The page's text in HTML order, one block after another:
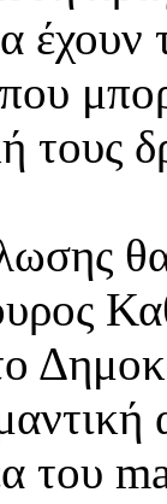
που
τους
του